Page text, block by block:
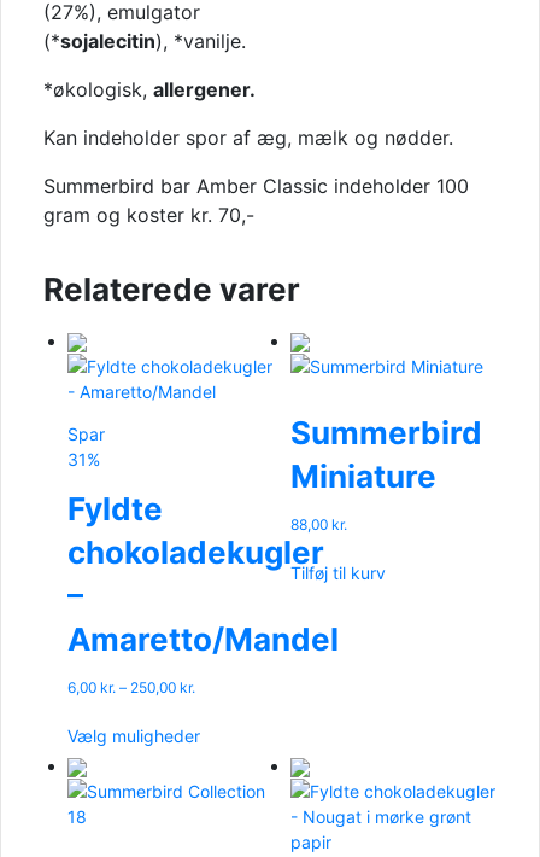
(27%), emulgator
(*sojalecitin), *vanilje.
*økologisk, allergener.
Kan indeholder spor af æg, mælk og nødder.
Summerbird bar Amber Classic indeholder 100
gram og koster kr. 70,-
Relaterede varer
Spar
31%
Fyldte
chokoladekugler
–
Amaretto/Mandel
6,00 kr. – 250,00 kr.
til
Vælg muligheder
flere
Mulighederne
Summerbird
Miniature
88,00 kr.
Tilføj til kurv